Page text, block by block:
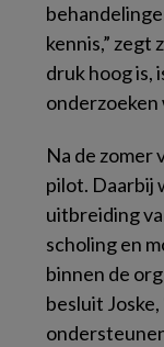
kennis,” zegt
druk hoog is,
onderzoeken
Na de zomer
pilot. Daarbij
uitbreiding
scholing en
binnen de
besluit